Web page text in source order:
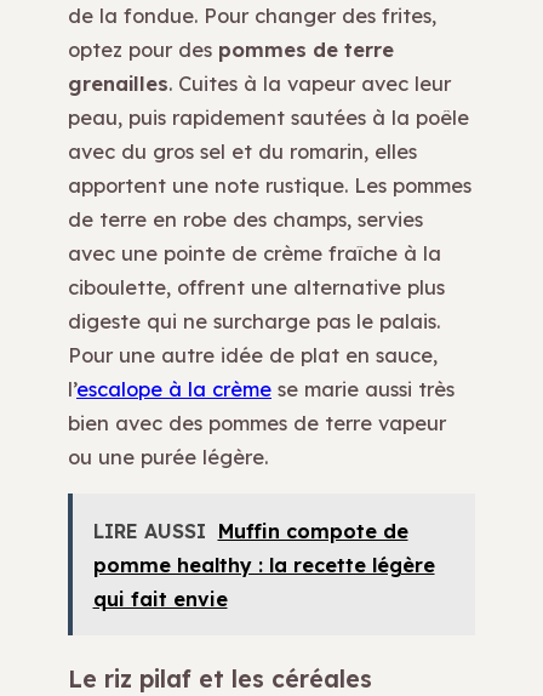
de la fondue. Pour changer des frites,
optez pour des pommes de terre
grenailles. Cuites à la vapeur avec leur
peau, puis rapidement sautées à la poêle
avec du gros sel et du romarin, elles
apportent une note rustique. Les pommes
de terre en robe des champs, servies
avec une pointe de crème fraîche à la
ciboulette, offrent une alternative plus
digeste qui ne surcharge pas le palais.
Pour une autre idée de plat en sauce,
l’escalope à la crème se marie aussi très
bien avec des pommes de terre vapeur
ou une purée légère.
LIRE AUSSI Muffin compote de
pomme healthy : la recette légère
qui fait envie
Le riz pilaf et les céréales